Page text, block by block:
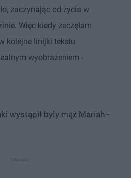
zaczynając od życia w
Więc kiedy zaczęłam
kolejne linijki tekstu
wyobrażeniem -
wystąpił były mąż Mariah -